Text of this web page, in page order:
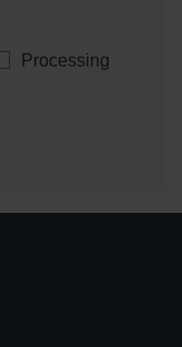
Processing